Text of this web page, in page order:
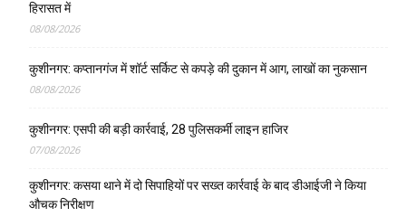
हिरासत में
08/08/2026
कुशीनगर: कप्तानगंज में शॉर्ट सर्किट से कपड़े की दुकान में आग, लाखों का नुकसान
08/08/2026
कुशीनगर: एसपी की बड़ी कार्रवाई, 28 पुलिसकर्मी लाइन हाजिर
07/08/2026
कुशीनगर: कसया थाने में दो सिपाहियों पर सख्त कार्रवाई के बाद डीआईजी ने किया
औचक निरीक्षण